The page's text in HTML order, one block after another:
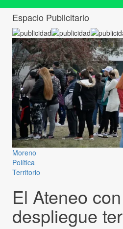
Espacio Publicitario
Moreno
Política
Territorio
El Ateneo
despliegue